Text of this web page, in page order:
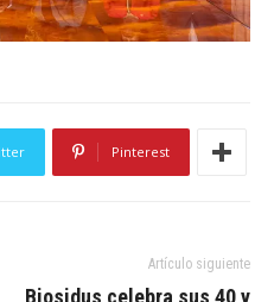
Pinterest
Artículo siguiente